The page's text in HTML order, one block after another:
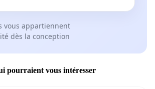
vous appartiennent
dès la conception
pourraient vous intéresser